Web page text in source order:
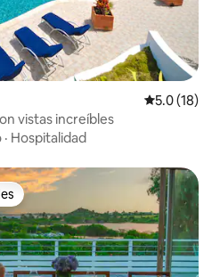
Calificación
5.0 (18)
vistas increíbles
· Hospitalidad